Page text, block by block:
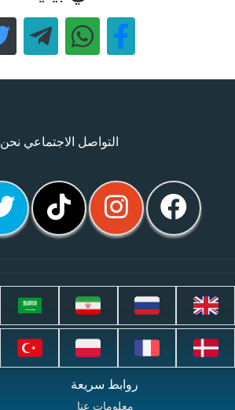
التواصل الاجتماعي نحن
روابط سريعة
معلومات عنا